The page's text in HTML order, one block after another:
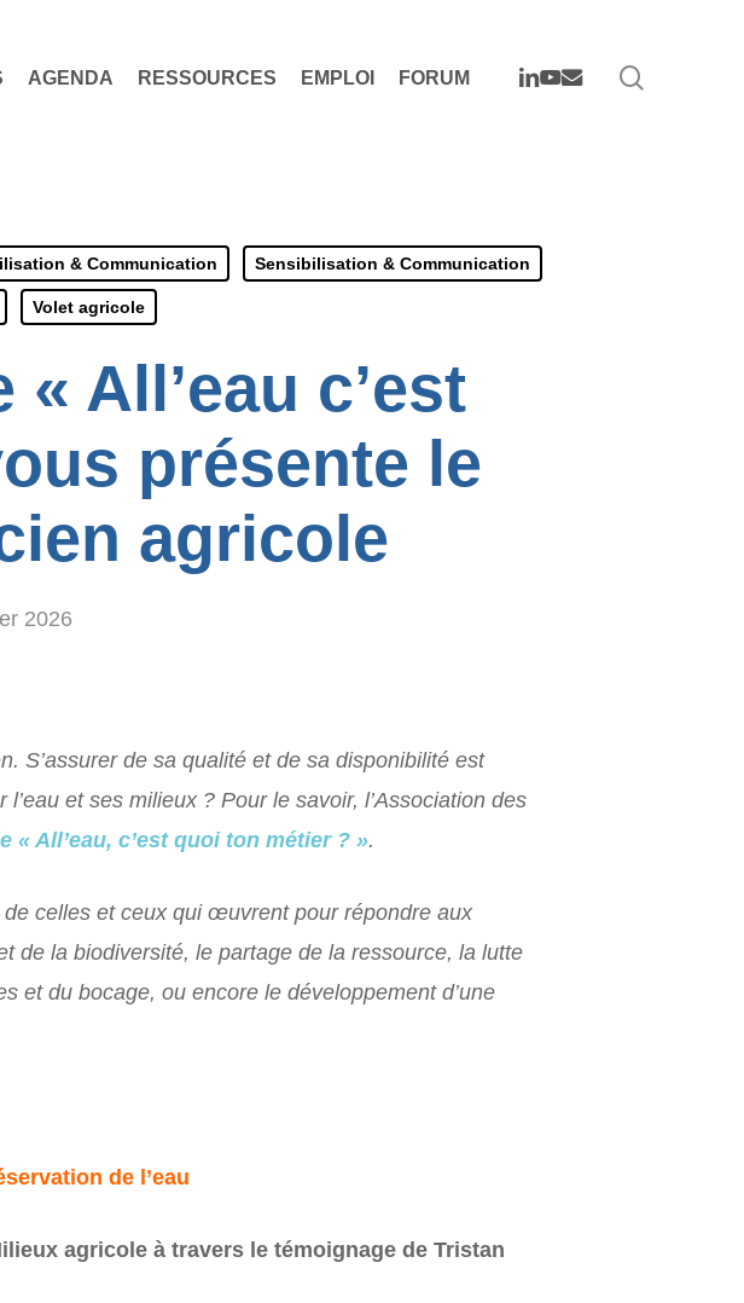
AGENDA RESSOURCES EMPLOI FORUM LINKEDIN
YOUTUBE
EMAIL
& Communication Sensibilisation & Communication
Volet agricole
All’eau c’est
présente le
agricole
2026
S’assurer de sa qualité et de sa disponibilité est
et ses milieux ? Pour le savoir, l’Association des
« All’eau, c’est quoi ton métier ? ».
celles et ceux qui œuvrent pour répondre aux
de la biodiversité, le partage de la ressource, la lutte
et du bocage, ou encore le développement d’une
de l’eau
agricole à travers le témoignage de Tristan